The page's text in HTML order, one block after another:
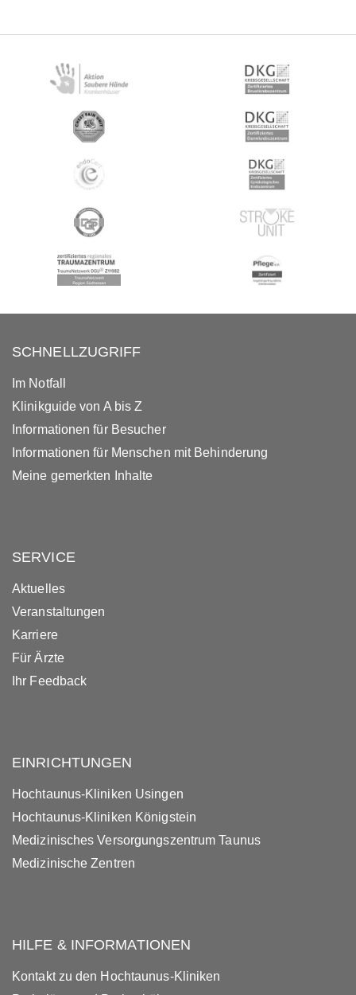
SCHNELLZUGRIFF
Im Notfall
Klinikguide von A bis Z
Informationen für Besucher
Informationen für Menschen mit Behinderung
Meine gemerkten Inhalte
SERVICE
Aktuelles
Veranstaltungen
Karriere
Für Ärzte
Ihr Feedback
EINRICHTUNGEN
Hochtaunus-Kliniken Usingen
Hochtaunus-Kliniken Königstein
Medizinisches Versorgungszentrum Taunus
Medizinische Zentren
HILFE & INFORMATIONEN
Kontakt zu den Hochtaunus-Kliniken